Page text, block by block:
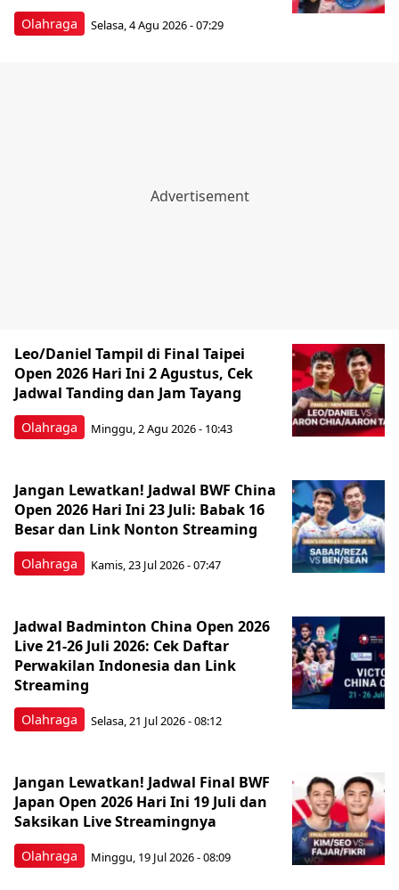
Olahraga Selasa, 4 Agu 2026 - 07:29
Olahraga
Leo/Daniel Tampil di Final Taipei
Open 2026 Hari Ini 2 Agustus, Cek
Jadwal Tanding dan Jam Tayang
Minggu, 2 Agu 2026 - 10:43
Olahraga
Jangan Lewatkan! Jadwal BWF China
Open 2026 Hari Ini 23 Juli: Babak 16
Besar dan Link Nonton Streaming
Kamis, 23 Jul 2026 - 07:47
Olahraga
Jadwal Badminton China Open 2026
Live 21-26 Juli 2026: Cek Daftar
Perwakilan Indonesia dan Link
Streaming
Selasa, 21 Jul 2026 - 08:12
Olahraga
Jangan Lewatkan! Jadwal Final BWF
Japan Open 2026 Hari Ini 19 Juli dan
Saksikan Live Streamingnya
Minggu, 19 Jul 2026 - 08:09